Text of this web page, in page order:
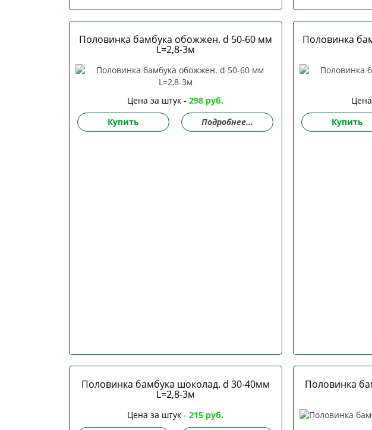
Половинка бамбука обожжен. d 50-60 мм
L=2,8-3м
Цена за штук -298 руб.
Купить
Подробнее...
Половинка
Купить
Половинка бамбука шоколад. d 30-40мм
L=2,8-3м
Цена за штук -215 руб.
Половинка